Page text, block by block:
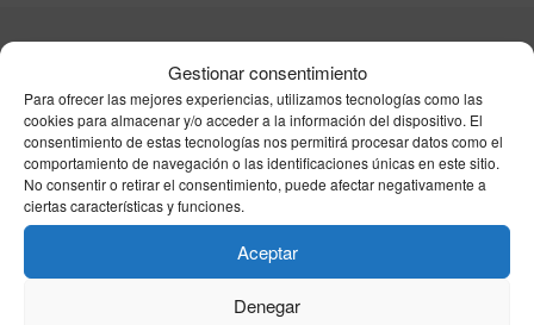
Gestionar consentimiento
Para ofrecer las mejores experiencias, utilizamos tecnologías como las
cookies para almacenar y/o acceder a la información del dispositivo. El
consentimiento de estas tecnologías nos permitirá procesar datos como el
comportamiento de navegación o las identificaciones únicas en este sitio.
No consentir o retirar el consentimiento, puede afectar negativamente a
ciertas características y funciones.
Aceptar
Denegar
Publicidad Aviso Legal
Política de privacidad
Política de cookies
Unpu Group Solutions SL
El Periódico de Ceuta - Medio de Comunicación